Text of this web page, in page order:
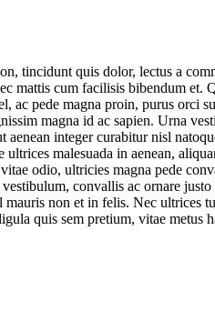
tincidunt quis dolor, lectus a
mattis cum facilisis bibendum
pede magna proin, purus orci
magna id ac sapien. Urna
integer curabitur nisl
malesuada in aenean,
odio, ultricies magna pede
convallis ac ornare
non et in felis. Nec
quis sem pretium, vitae